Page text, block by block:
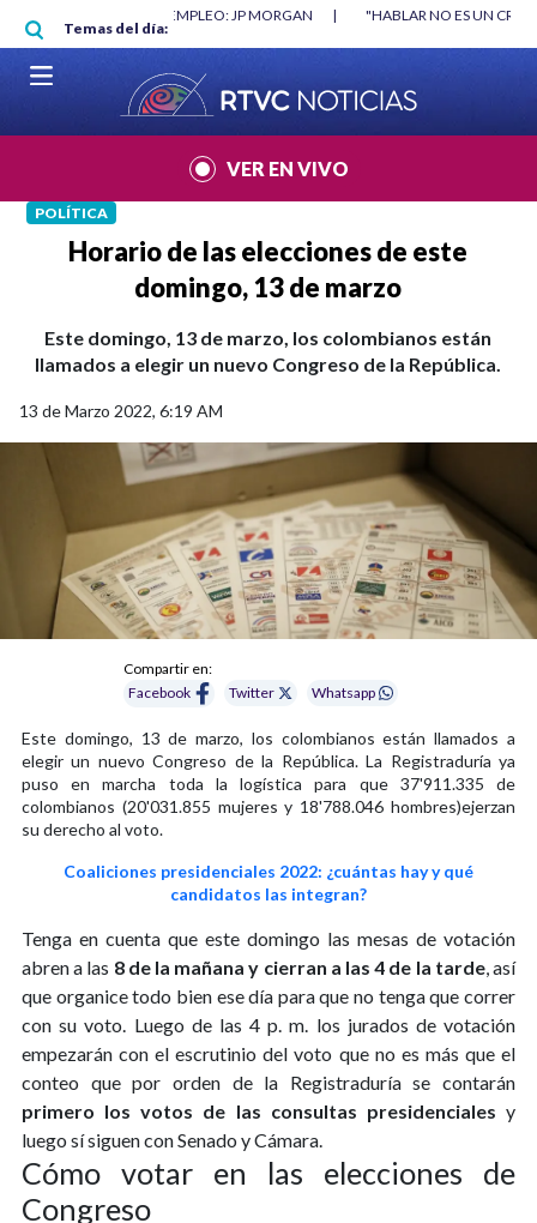
Pasar al contenido principal
Temas del día:
"HABLAR NO ES UN CRIMEN": CARTA DE BETO CORAL |
VER EN VIVO
POLÍTICA
Horario de las elecciones de este
domingo, 13 de marzo
Este domingo, 13 de marzo, los colombianos están
llamados a elegir un nuevo Congreso de la República.
13 de Marzo 2022, 6:19 AM
Compartir en:
Facebook
Twitter Whatsapp
Este domingo, 13 de marzo, los colombianos están llamados a
elegir un nuevo Congreso de la República. La Registraduría ya
puso en marcha toda la logística para que 37'911.335 de
colombianos (20'031.855 mujeres y 18'788.046 hombres)ejerzan
su derecho al voto.
Coaliciones presidenciales 2022: ¿cuántas hay y qué
candidatos las integran?
Tenga en cuenta que este domingo las mesas de votación
abren a las 8 de la mañana y cierran a las 4 de la tarde, así
que organice todo bien ese día para que no tenga que correr
con su voto. Luego de las 4 p. m. los jurados de votación
empezarán con el escrutinio del voto que no es más que el
conteo que por orden de la Registraduría se contarán
primero los votos de las consultas presidenciales y
luego sí siguen con Senado y Cámara.
Cómo votar en las elecciones de
Congreso